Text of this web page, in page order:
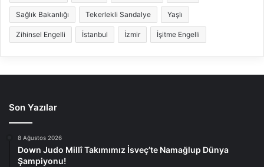
Sağlık Bakanlığı Tekerlekli Sandalye Yaşlı
Zihinsel Engelli İstanbul İzmir İşitme Engelli
Son Yazılar
8 Ağustos 2026
Down Judo Millî Takımımız İsveç’te Namağlup Dünya
Şampiyonu!